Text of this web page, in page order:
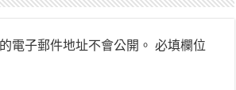
電子郵件地址不會公開。 必填欄位